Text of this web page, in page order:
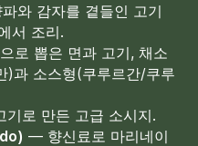
와 감자를 곁들인 고기
서 조리.
로 뽑은 면과 고기, 채소
)과 소스형(쿠루르간/쿠루
로 만든 고급 소시지.
— 향신료로 마리네이